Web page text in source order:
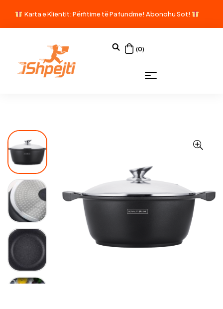
Karta e Klientit: Përfitime të Pafundme! Abonohu Sot!
(0)